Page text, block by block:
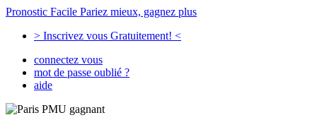
Pronostic Facile Pariez mieux, gagnez plus
> Inscrivez vous Gratuitement! <
connectez vous
mot de passe oublié ?
aide